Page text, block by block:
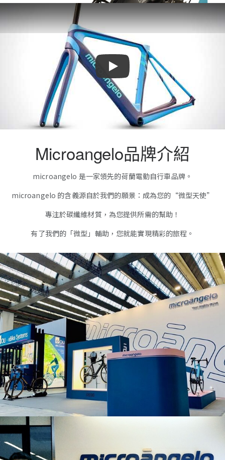
Play
Microangelo品牌介紹
microangelo 是一家領先的荷蘭電動自行車品牌。
microangelo 的含義源自於我們的願景：成為您的“微型天使”
專注於碳纖維材質，為您提供所需的幫助！
有了我們的「微型」輔助，您就能實現精彩的旅程。